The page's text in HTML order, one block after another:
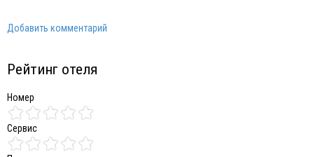
Добавить комментарий
Рейтинг отеля
Номер
Сервис